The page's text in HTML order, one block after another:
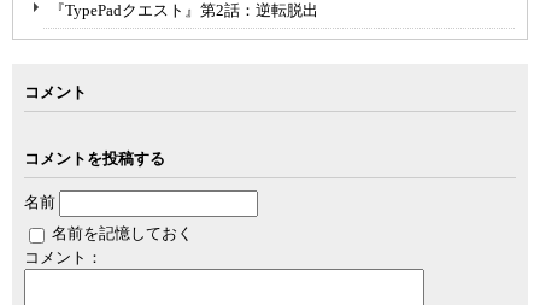
『TypePadクエスト』第2話：逆転脱出
コメント
コメントを投稿する
名前
名前を記憶しておく
コメント：